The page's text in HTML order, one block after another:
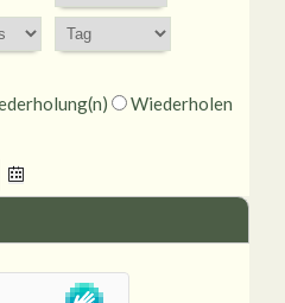
Wiederholen